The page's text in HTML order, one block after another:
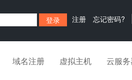
注册 忘记密码?
域名注册 虚拟主机 云服